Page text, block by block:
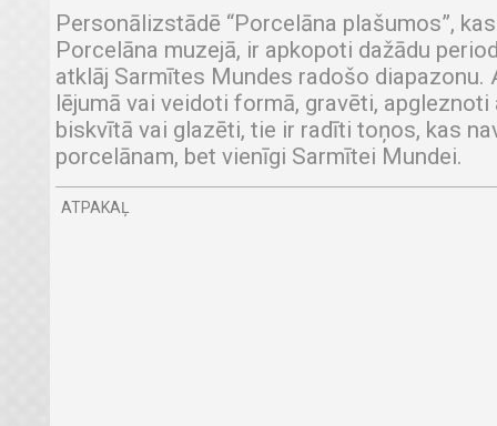
Personālizstādē “Porcelāna plašumos”,
Porcelāna muzejā, ir apkopoti dažādu
atklāj Sarmītes Mundes radošo diapazonu.
lējumā vai veidoti formā, gravēti,
biskvītā vai glazēti, tie ir radīti toņos, kas
porcelānam, bet vienīgi Sarmītei Mundei.
ATPAKAĻ